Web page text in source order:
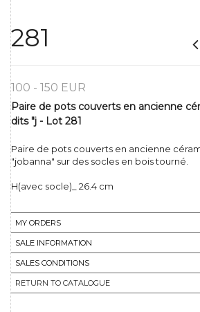
281
100 - 150 EUR
Paire de pots couverts en ancienne
dits "j - Lot 281
Paire de pots couverts en ancienne
"jobanna" sur des socles en bois tourné.
H(avec socle)_ 26.4 cm
MY ORDERS
SALE INFORMATION
SALES CONDITIONS
RETURN TO CATALOGUE